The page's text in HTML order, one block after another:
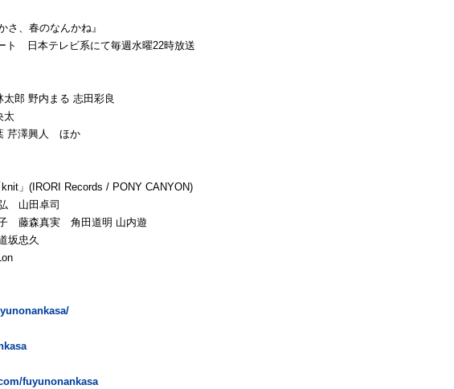
さ、春のなんかね』
ト 日本テレビ系にて毎週水曜22時放送
郎 野内まる 志田彩良
太
芹澤興人 ほか
」(IRORI Records / PONY CANYON)
山田卓司
子 藤森真実 角田道明 山内遊
坂忠久
fuyunonankasa